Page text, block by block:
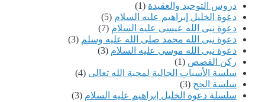
دروس التوحيد والعقيدة (1)
دعوة الخليل إبراهيم عليه السلام (5)
دعوة نبى الله عيسى عليه السلام (7)
دعوة نبى الله محمد صلى الله عليه وسلم (3)
دعوة نبى الله موسى عليه السلام (3)
ركن القصص (1)
سلسة الأسباب الجالبة لمحبة الله تعالى (4)
سلسة الحج (3)
سلسلة دعوة الخليل إبراهيم عليه السلام (3)